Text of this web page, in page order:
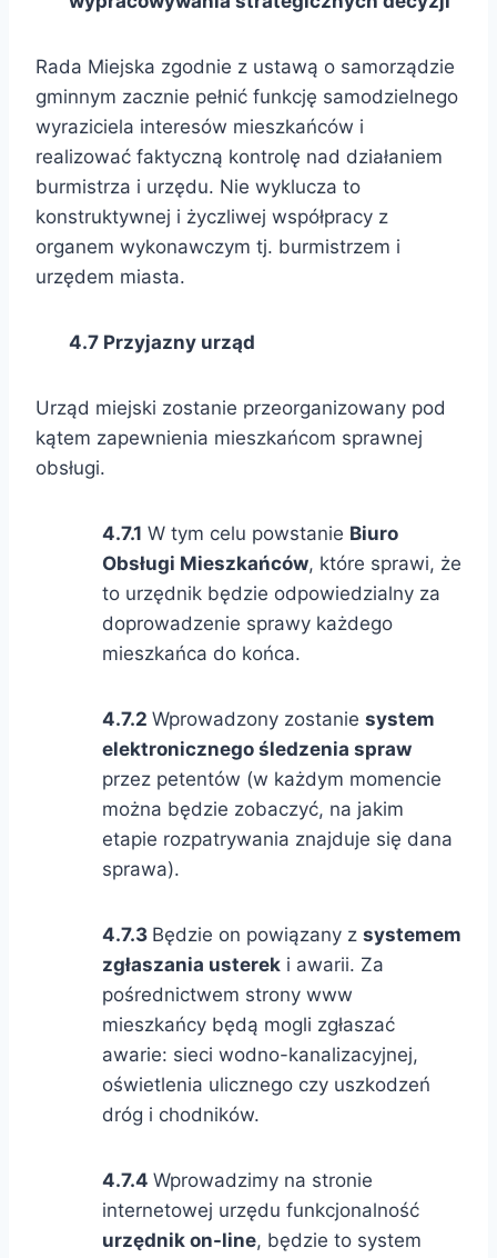
Rada Miejska zgodnie z ustawą o samorządzie
gminnym zacznie pełnić funkcję samodzielnego
wyraziciela interesów mieszkańców i
realizować faktyczną kontrolę nad działaniem
burmistrza i urzędu. Nie wyklucza to
konstruktywnej i życzliwej współpracy z
organem wykonawczym tj. burmistrzem i
urzędem miasta.
4.7 Przyjazny urząd
Urząd miejski zostanie przeorganizowany pod
kątem zapewnienia mieszkańcom sprawnej
obsługi.
4.7.1 W tym celu powstanie Biuro
Obsługi Mieszkańców, które sprawi, że
to urzędnik będzie odpowiedzialny za
doprowadzenie sprawy każdego
mieszkańca do końca.
4.7.2 Wprowadzony zostanie system
elektronicznego śledzenia spraw
przez petentów (w każdym momencie
można będzie zobaczyć, na jakim
etapie rozpatrywania znajduje się dana
sprawa).
4.7.3 Będzie on powiązany z systemem
zgłaszania usterek i awarii. Za
pośrednictwem strony www
mieszkańcy będą mogli zgłaszać
awarie: sieci wodno-kanalizacyjnej,
oświetlenia ulicznego czy uszkodzeń
dróg i chodników.
4.7.4 Wprowadzimy na stronie
internetowej urzędu funkcjonalność
urzędnik on-line, będzie to system